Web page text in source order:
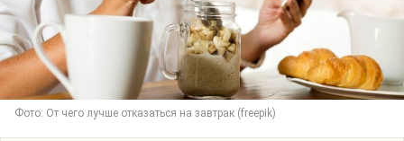
Фото: От чего лучше отказаться на завтрак (freepik)